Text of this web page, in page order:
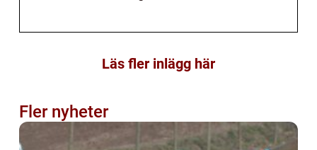
Läs fler inlägg här
Fler nyheter